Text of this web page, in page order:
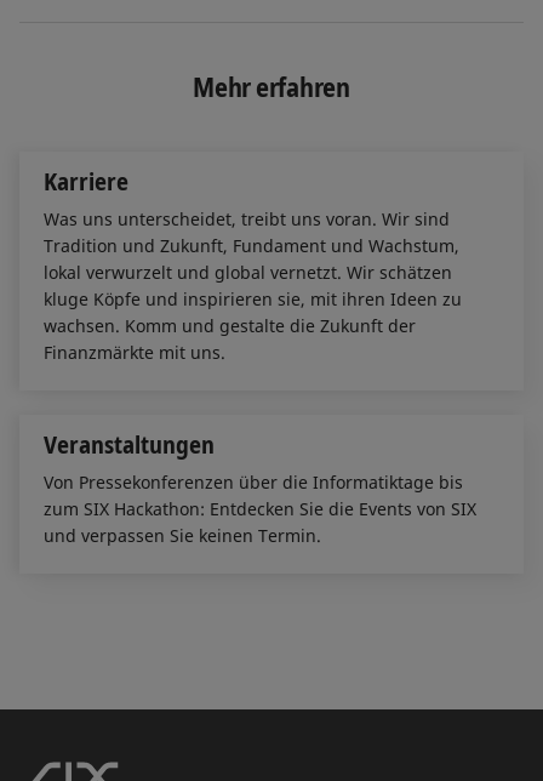
e
d
o
l
Mehr erfahren
Karriere
Was uns unterscheidet, treibt uns voran. Wir sind
Tradition und Zukunft, Fundament und Wachstum,
lokal verwurzelt und global vernetzt. Wir schätzen
kluge Köpfe und inspirieren sie, mit ihren Ideen zu
wachsen. Komm und gestalte die Zukunft der
Finanzmärkte mit uns.
Veranstaltungen
Von Pressekonferenzen über die Informatiktage bis
zum SIX Hackathon: Entdecken Sie die Events von SIX
und verpassen Sie keinen Termin.